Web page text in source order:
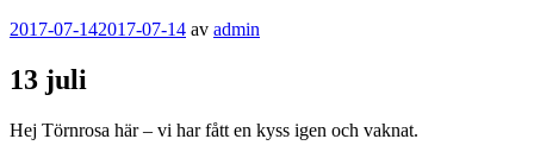
Publicerat
2017-07-142017-07-14 av admin
13 juli
Hej Törnrosa här – vi har fått en kyss igen och vaknat.